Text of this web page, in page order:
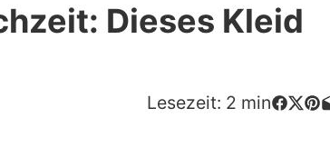
Dieses Kleid
Lesezeit: 2 min